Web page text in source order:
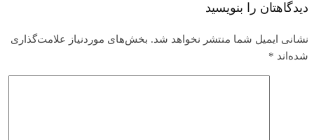
دیدگاهتان را بنویسید
نشانی ایمیل شما منتشر نخواهد شد. بخش‌های موردنیاز علامت‌گذاری
شده‌اند *